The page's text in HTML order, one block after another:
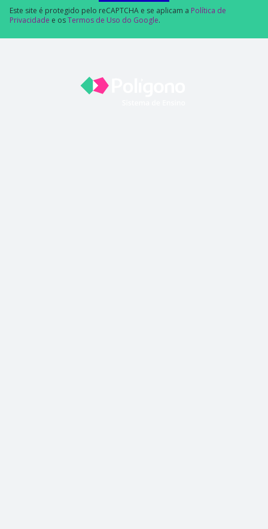
Este site é protegido pelo reCAPTCHA e se aplicam a Política de
Privacidade e osTermos de Uso do Google.